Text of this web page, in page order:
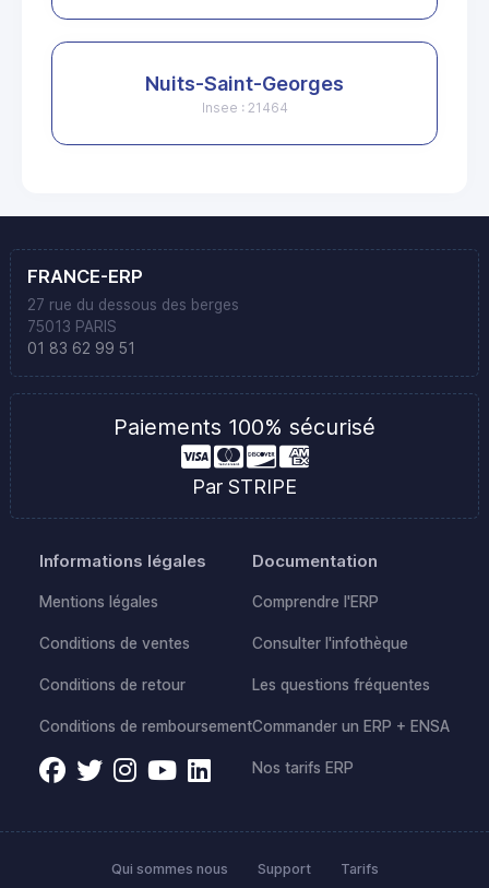
Nuits-Saint-Georges
Insee : 21464
FRANCE-ERP
27 rue du dessous des berges
75013 PARIS
01 83 62 99 51
Paiements 100% sécurisé
Par STRIPE
Informations légales
Mentions légales
Conditions de ventes
Conditions de retour
Conditions de remboursement
Documentation
Comprendre l'ERP
Consulter l'infothèque
Les questions fréquentes
Commander un ERP + ENSA
Nos tarifs ERP
Qui sommes nous Support Tarifs